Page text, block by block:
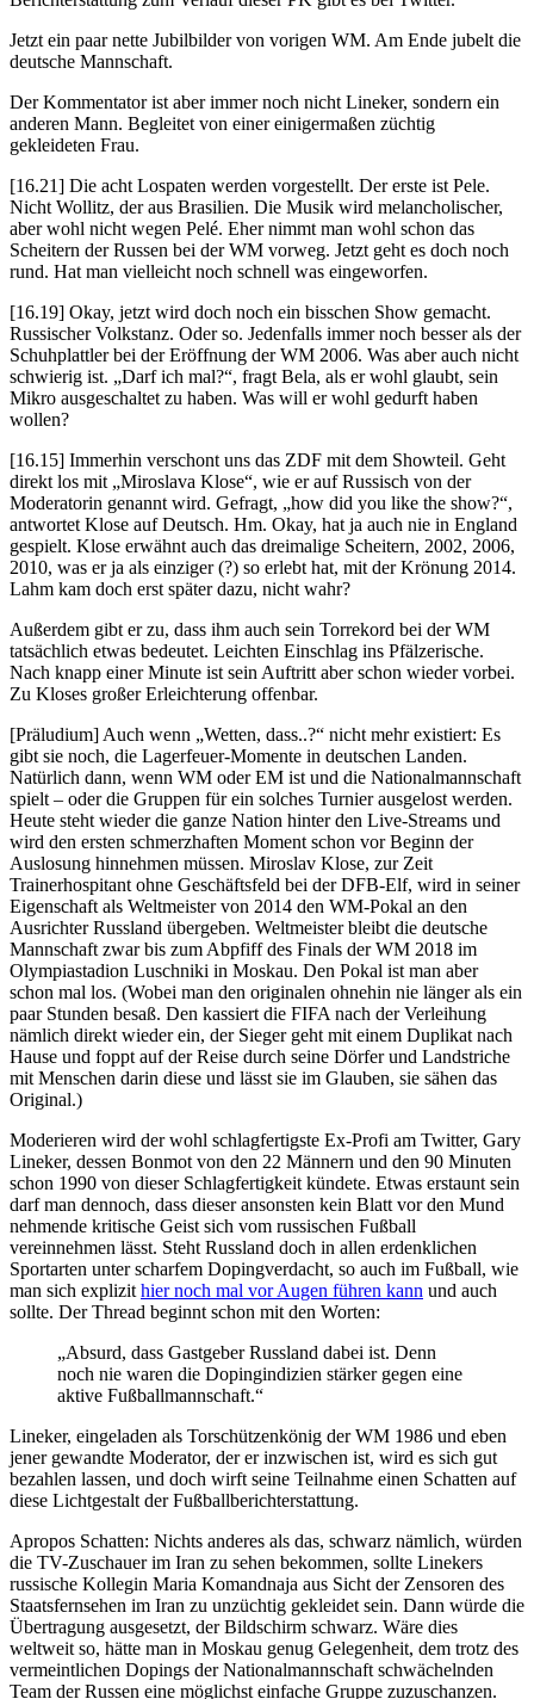
Jetzt ein paar nette Jubilbilder von vorigen WM. Am Ende jubelt die
deutsche Mannschaft.
Der Kommentator ist aber immer noch nicht Lineker, sondern ein
anderen Mann. Begleitet von einer einigermaßen züchtig
gekleideten Frau.
[16.21] Die acht Lospaten werden vorgestellt. Der erste ist Pele.
Nicht Wollitz, der aus Brasilien. Die Musik wird melancholischer,
aber wohl nicht wegen Pelé. Eher nimmt man wohl schon das
Scheitern der Russen bei der WM vorweg. Jetzt geht es doch noch
rund. Hat man vielleicht noch schnell was eingeworfen.
[16.19] Okay, jetzt wird doch noch ein bisschen Show gemacht.
Russischer Volkstanz. Oder so. Jedenfalls immer noch besser als der
Schuhplattler bei der Eröffnung der WM 2006. Was aber auch nicht
schwierig ist. „Darf ich mal?“, fragt Bela, als er wohl glaubt, sein
Mikro ausgeschaltet zu haben. Was will er wohl gedurft haben
wollen?
[16.15] Immerhin verschont uns das ZDF mit dem Showteil. Geht
direkt los mit „Miroslava Klose“, wie er auf Russisch von der
Moderatorin genannt wird. Gefragt, „how did you like the show?“,
antwortet Klose auf Deutsch. Hm. Okay, hat ja auch nie in England
gespielt. Klose erwähnt auch das dreimalige Scheitern, 2002, 2006,
2010, was er ja als einziger (?) so erlebt hat, mit der Krönung 2014.
Lahm kam doch erst später dazu, nicht wahr?
Außerdem gibt er zu, dass ihm auch sein Torrekord bei der WM
tatsächlich etwas bedeutet. Leichten Einschlag ins Pfälzerische.
Nach knapp einer Minute ist sein Auftritt aber schon wieder vorbei.
Zu Kloses großer Erleichterung offenbar.
[Präludium] Auch wenn „Wetten, dass..?“ nicht mehr existiert: Es
gibt sie noch, die Lagerfeuer-Momente in deutschen Landen.
Natürlich dann, wenn WM oder EM ist und die Nationalmannschaft
spielt – oder die Gruppen für ein solches Turnier ausgelost werden.
Heute steht wieder die ganze Nation hinter den Live-Streams und
wird den ersten schmerzhaften Moment schon vor Beginn der
Auslosung hinnehmen müssen. Miroslav Klose, zur Zeit
Trainerhospitant ohne Geschäftsfeld bei der DFB-Elf, wird in seiner
Eigenschaft als Weltmeister von 2014 den WM-Pokal an den
Ausrichter Russland übergeben. Weltmeister bleibt die deutsche
Mannschaft zwar bis zum Abpfiff des Finals der WM 2018 im
Olympiastadion Luschniki in Moskau. Den Pokal ist man aber
schon mal los. (Wobei man den originalen ohnehin nie länger als ein
paar Stunden besaß. Den kassiert die FIFA nach der Verleihung
nämlich direkt wieder ein, der Sieger geht mit einem Duplikat nach
Hause und foppt auf der Reise durch seine Dörfer und Landstriche
mit Menschen darin diese und lässt sie im Glauben, sie sähen das
Original.)
Moderieren wird der wohl schlagfertigste Ex-Profi am Twitter, Gary
Lineker, dessen Bonmot von den 22 Männern und den 90 Minuten
schon 1990 von dieser Schlagfertigkeit kündete. Etwas erstaunt sein
darf man dennoch, dass dieser ansonsten kein Blatt vor den Mund
nehmende kritische Geist sich vom russischen Fußball
vereinnehmen lässt. Steht Russland doch in allen erdenklichen
Sportarten unter scharfem Dopingverdacht, so auch im Fußball, wie
man sich explizit hier noch mal vor Augen führen kann und auch
sollte. Der Thread beginnt schon mit den Worten:
„Absurd, dass Gastgeber Russland dabei ist. Denn
noch nie waren die Dopingindizien stärker gegen eine
aktive Fußballmannschaft.“
Lineker, eingeladen als Torschützenkönig der WM 1986 und eben
jener gewandte Moderator, der er inzwischen ist, wird es sich gut
bezahlen lassen, und doch wirft seine Teilnahme einen Schatten auf
diese Lichtgestalt der Fußballberichterstattung.
Apropos Schatten: Nichts anderes als das, schwarz nämlich, würden
die TV-Zuschauer im Iran zu sehen bekommen, sollte Linekers
russische Kollegin Maria Komandnaja aus Sicht der Zensoren des
Staatsfernsehen im Iran zu unzüchtig gekleidet sein. Dann würde die
Übertragung ausgesetzt, der Bildschirm schwarz. Wäre dies
weltweit so, hätte man in Moskau genug Gelegenheit, dem trotz des
vermeintlichen Dopings der Nationalmannschaft schwächelnden
Team der Russen eine möglichst einfache Gruppe zuzuschanzen.